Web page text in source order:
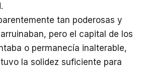
tan poderosas y
pero el capital de los
o permanecía inalterable,
la solidez suficiente para